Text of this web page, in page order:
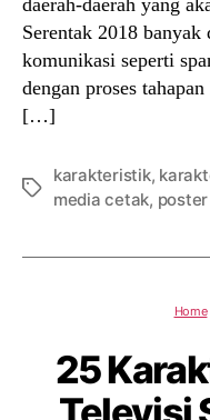
Serentak 2018
komunikasi seperti
dengan proses
[…]
Tags
karakteristik,
media cetak, poster
Home
25